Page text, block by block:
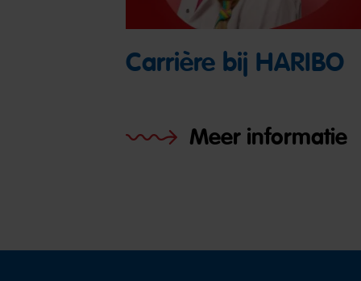
Carrière bij HARIBO
Meer informatie